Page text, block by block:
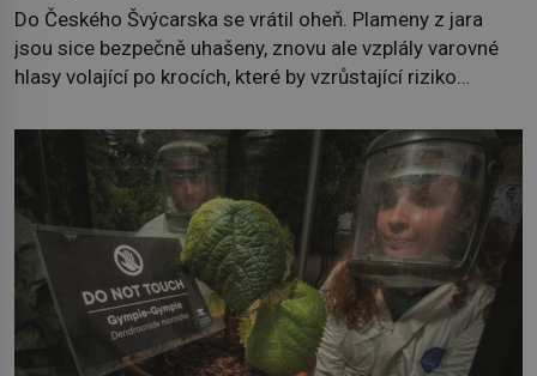
Do Českého Švýcarska se vrátil oheň. Plameny z jara
jsou sice bezpečně uhašeny, znovu ale vzplály varovné
hlasy volající po krocích, které by vzrůstající riziko
požáry už nejsou problémem pouze vzdáleného
Středomoří. S oteplujícím se klimatem, vysušenou
krajinou a desetiletími lidských zásahů se z nich stává
nový evropský normál […]